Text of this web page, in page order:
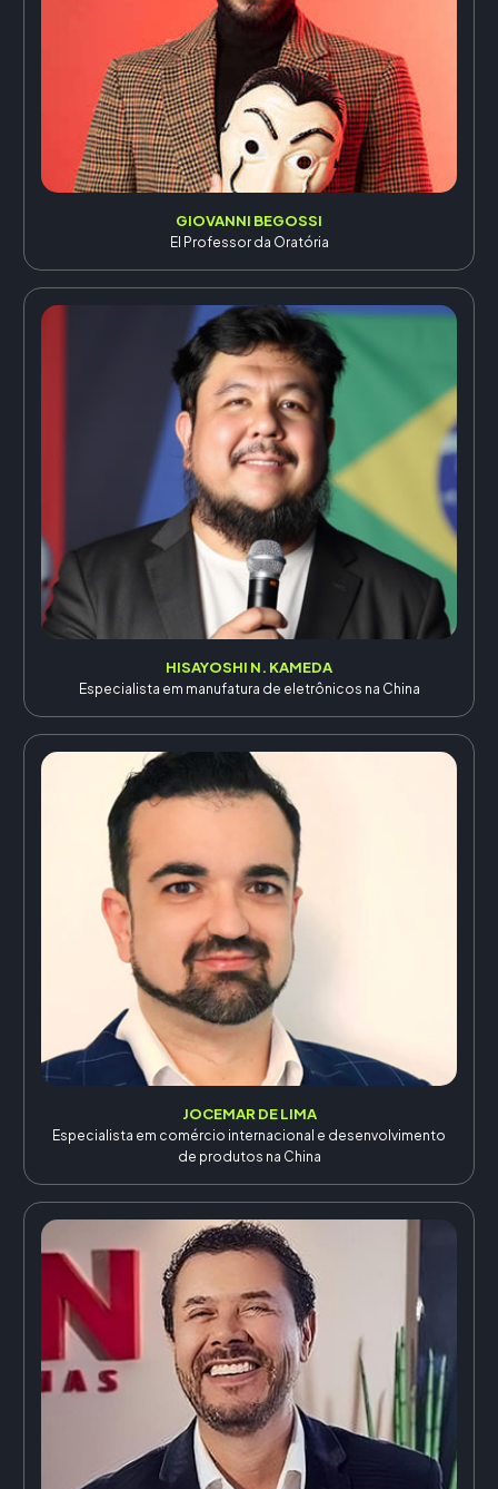
GIOVANNI BEGOSSI
El Professor da Oratória
HISAYOSHI N. KAMEDA
Especialista em manufatura de eletrônicos na China
JOCEMAR DE LIMA
Especialista em comércio internacional e desenvolvimento
de produtos na China